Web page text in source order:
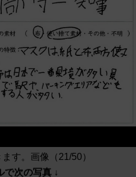
す。画像（21/50）
で次の写真 ↓